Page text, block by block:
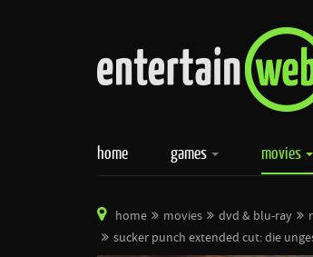
home games movies
home movies dvd & blu-ray
sucker punch extended cut: die